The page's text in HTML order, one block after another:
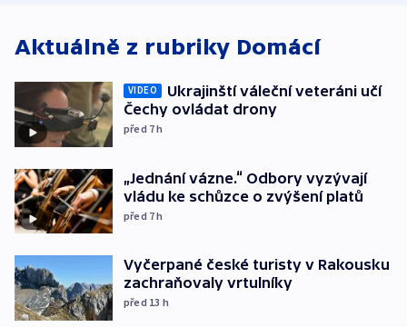
Aktuálně z rubriky Domácí
VIDEO
Ukrajinští váleční veteráni učí
Čechy ovládat drony
před 7h
„Jednání vázne.“ Odbory vyzývají
vládu ke schůzce o zvýšení platů
před 7h
Vyčerpané české turisty v Rakousku
zachraňovaly vrtulníky
před 13 h